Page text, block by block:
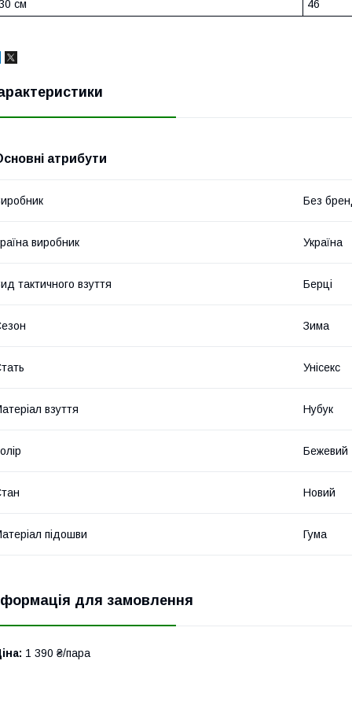
см
46
атрибути
Без
виробник Україна
тактичного взуття Берці
Зима
Унісекс
взуття Нубук
Бежевий
Новий
підошви Гума
для замовлення
1 390 ₴/пара